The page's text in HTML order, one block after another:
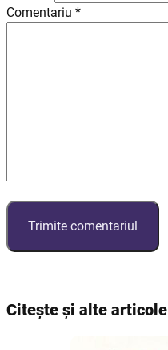
Comentariu *
Citește și alte articole